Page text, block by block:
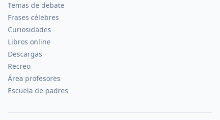
Temas de debate
Frases célebres
Curiosidades
Libros online
Descargas
Recreo
Área profesores
Escuela de padres